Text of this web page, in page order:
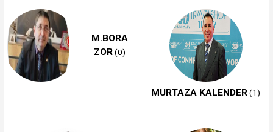
M.BORA
ZOR(0)
MURTAZA KALENDER(1)